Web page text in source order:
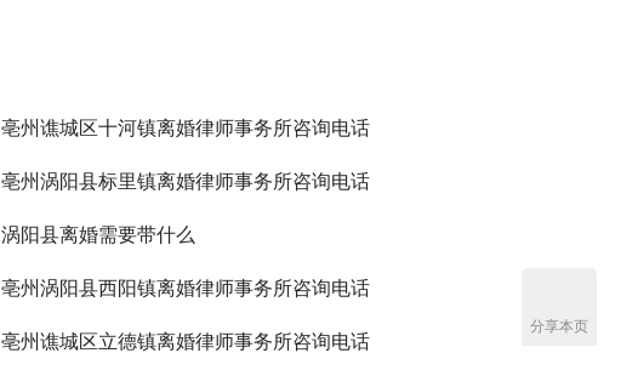
亳州谯城区十河镇离婚律师事务所咨询电话
亳州涡阳县标里镇离婚律师事务所咨询电话
涡阳县离婚需要带什么
亳州涡阳县西阳镇离婚律师事务所咨询电话
亳州谯城区立德镇离婚律师事务所咨询电话
分享本页